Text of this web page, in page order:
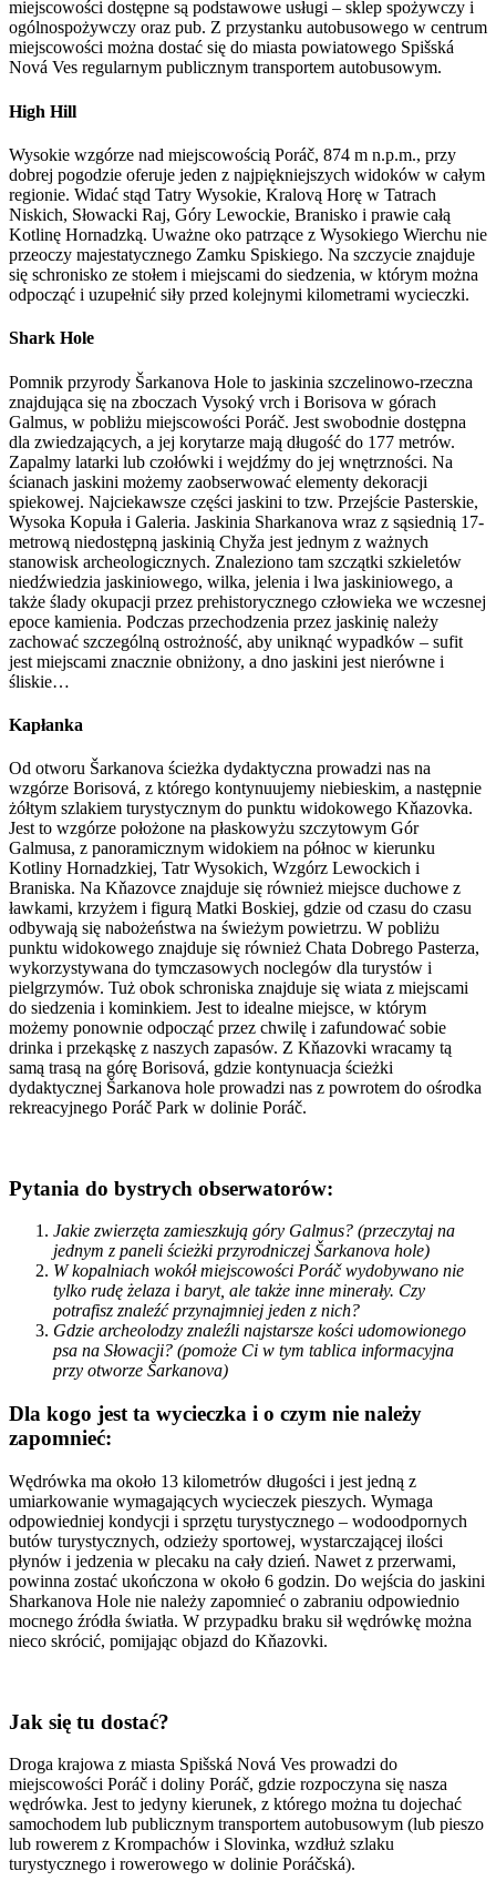
miejscowości dostępne są podstawowe usługi – sklep spożywczy i
ogólnospożywczy oraz pub. Z przystanku autobusowego w centrum
miejscowości można dostać się do miasta powiatowego Spišská
Nová Ves regularnym publicznym transportem autobusowym.
High Hill
Wysokie wzgórze nad miejscowością Poráč, 874 m n.p.m., przy
dobrej pogodzie oferuje jeden z najpiękniejszych widoków w całym
regionie. Widać stąd Tatry Wysokie, Kralovą Horę w Tatrach
Niskich, Słowacki Raj, Góry Lewockie, Branisko i prawie całą
Kotlinę Hornadzką. Uważne oko patrzące z Wysokiego Wierchu nie
przeoczy majestatycznego Zamku Spiskiego. Na szczycie znajduje
się schronisko ze stołem i miejscami do siedzenia, w którym można
odpocząć i uzupełnić siły przed kolejnymi kilometrami wycieczki.
Shark Hole
Pomnik przyrody Šarkanova Hole to jaskinia szczelinowo-rzeczna
znajdująca się na zboczach Vysoký vrch i Borisova w górach
Galmus, w pobliżu miejscowości Poráč. Jest swobodnie dostępna
dla zwiedzających, a jej korytarze mają długość do 177 metrów.
Zapalmy latarki lub czołówki i wejdźmy do jej wnętrzności. Na
ścianach jaskini możemy zaobserwować elementy dekoracji
spiekowej. Najciekawsze części jaskini to tzw. Przejście Pasterskie,
Wysoka Kopuła i Galeria. Jaskinia Sharkanova wraz z sąsiednią 17-
metrową niedostępną jaskinią Chyža jest jednym z ważnych
stanowisk archeologicznych. Znaleziono tam szczątki szkieletów
niedźwiedzia jaskiniowego, wilka, jelenia i lwa jaskiniowego, a
także ślady okupacji przez prehistorycznego człowieka we wczesnej
epoce kamienia. Podczas przechodzenia przez jaskinię należy
zachować szczególną ostrożność, aby uniknąć wypadków – sufit
jest miejscami znacznie obniżony, a dno jaskini jest nierówne i
śliskie…
Kapłanka
Od otworu Šarkanova ścieżka dydaktyczna prowadzi nas na
wzgórze Borisová, z którego kontynuujemy niebieskim, a następnie
żółtym szlakiem turystycznym do punktu widokowego Kňazovka.
Jest to wzgórze położone na płaskowyżu szczytowym Gór
Galmusa, z panoramicznym widokiem na północ w kierunku
Kotliny Hornadzkiej, Tatr Wysokich, Wzgórz Lewockich i
Braniska. Na Kňazovce znajduje się również miejsce duchowe z
ławkami, krzyżem i figurą Matki Boskiej, gdzie od czasu do czasu
odbywają się nabożeństwa na świeżym powietrzu. W pobliżu
punktu widokowego znajduje się również Chata Dobrego Pasterza,
wykorzystywana do tymczasowych noclegów dla turystów i
pielgrzymów. Tuż obok schroniska znajduje się wiata z miejscami
do siedzenia i kominkiem. Jest to idealne miejsce, w którym
możemy ponownie odpocząć przez chwilę i zafundować sobie
drinka i przekąskę z naszych zapasów. Z Kňazovki wracamy tą
samą trasą na górę Borisová, gdzie kontynuacja ścieżki
dydaktycznej Šarkanova hole prowadzi nas z powrotem do ośrodka
rekreacyjnego Poráč Park w dolinie Poráč.
Pytania do bystrych obserwatorów:
Jakie zwierzęta zamieszkują góry Galmus? (przeczytaj na
jednym z paneli ścieżki przyrodniczej Šarkanova hole)
W kopalniach wokół miejscowości Poráč wydobywano nie
tylko rudę żelaza i baryt, ale także inne minerały. Czy
potrafisz znaleźć przynajmniej jeden z nich?
Gdzie archeolodzy znaleźli najstarsze kości udomowionego
psa na Słowacji? (pomoże Ci w tym tablica informacyjna
przy otworze Šarkanova)
Dla kogo jest ta wycieczka i o czym nie należy
zapomnieć:
Wędrówka ma około 13 kilometrów długości i jest jedną z
umiarkowanie wymagających wycieczek pieszych. Wymaga
odpowiedniej kondycji i sprzętu turystycznego – wodoodpornych
butów turystycznych, odzieży sportowej, wystarczającej ilości
płynów i jedzenia w plecaku na cały dzień. Nawet z przerwami,
powinna zostać ukończona w około 6 godzin. Do wejścia do jaskini
Sharkanova Hole nie należy zapomnieć o zabraniu odpowiednio
mocnego źródła światła. W przypadku braku sił wędrówkę można
nieco skrócić, pomijając objazd do Kňazovki.
Jak się tu dostać?
Droga krajowa z miasta Spišská Nová Ves prowadzi do
miejscowości Poráč i doliny Poráč, gdzie rozpoczyna się nasza
wędrówka. Jest to jedyny kierunek, z którego można tu dojechać
samochodem lub publicznym transportem autobusowym (lub pieszo
lub rowerem z Krompachów i Slovinka, wzdłuż szlaku
turystycznego i rowerowego w dolinie Poráčská).